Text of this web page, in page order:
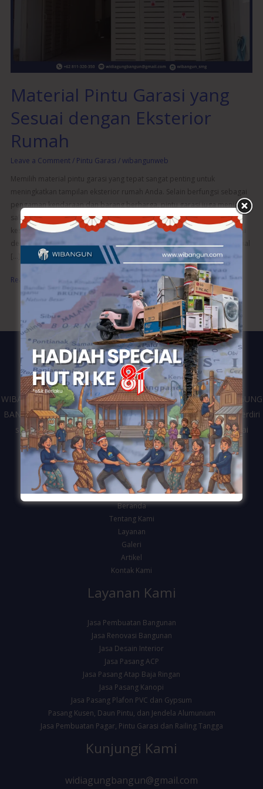
Material Pintu Garasi yang
Sesuai dengan Eksterior
Rumah
Leave a Comment / Pintu Garasi /wibangunweb
Memilih material pintu garasi yang tepat sangat penting untuk
meningkatkan tampilan eksterior rumah Anda. Selain berfungsi sebagai
pengaman kendaraan dan barang berharga, pintu garasi juga menjadi
salah satu elemen visual yang mempengaruhi estetika rumah secara
keseluruhan. Oleh karena itu, memilih material pintu garasi yang sesuai
dengan desain eksterior rumah adalah langkah yang bijak. Jenis Material
[…]
Read More »
WIBANGUN merupakan kontraktor dari perusahaan CV. WIDIAGUNG
BANGUN yang bergerak di bidang jasa konstruksi bangunan. Berdiri
sejak tahun 2016 dan telah melayani berbagai klien dari mulai
pemerintahan, swasta dan personal di Kota Semarang.
Navigasi
Beranda
Tentang Kami
Layanan
Galeri
Artikel
Kontak Kami
Layanan Kami
Jasa Pembuatan Bangunan
Jasa Renovasi Bangunan
Jasa Desain Interior
Jasa Pasang ACP
Jasa Pasang Atap Baja Ringan
Jasa Pasang Kanopi
Jasa Pasang Plafon PVC dan Gypsum
Pasang Kusen, Daun Pintu, dan Jendela Alumunium
Jasa Pembuatan Pagar, Pintu Garasi dan Railing Tangga
Kunjungi Kami
widiagungbangun@gmail.com